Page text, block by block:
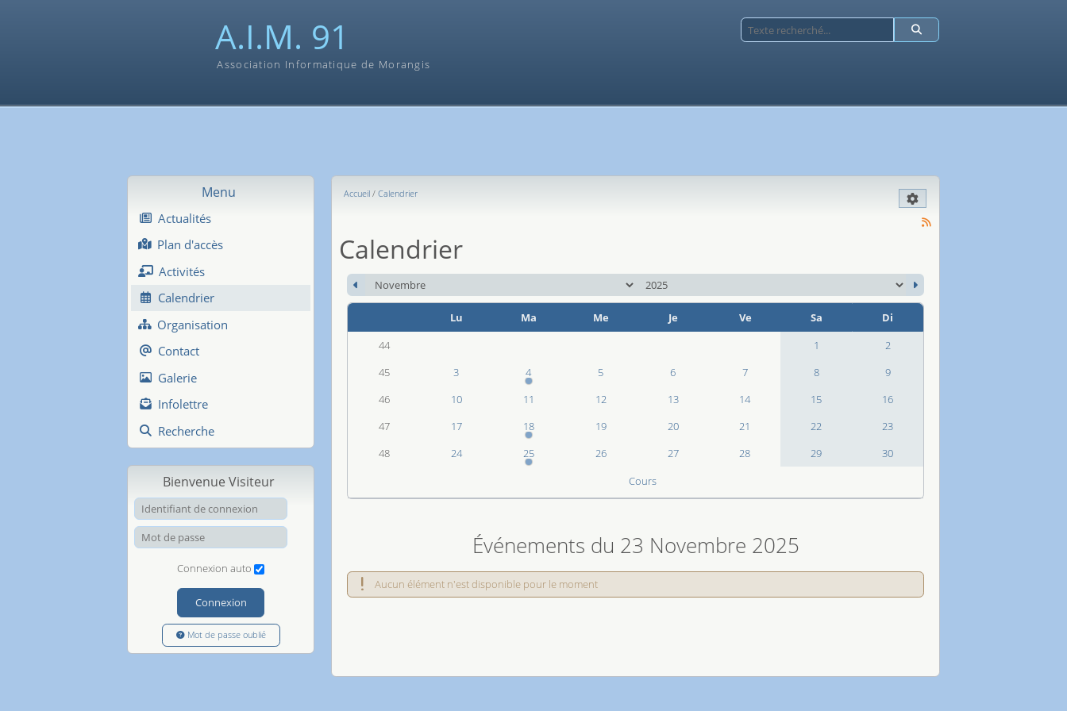
A.I.M. 91
Association Informatique de Morangis
Menu
Actualités
Plan d'accès
Activités
Calendrier
Organisation
Contact
Galerie
Infolettre
Recherche
Bienvenue Visiteur
Identifiant de connexion
Mot de passe
Connexion auto
Connexion
Mot de passe oublié
Accueil Calendrier
Calendrier
mois
an
Lu Ma Me Je Ve Sa
Di
44
1
2
45
3 4 5 6 7 8
9
46
10 11 12 13 14 15
16
47
17 18 19 20 21 22
23
48
24 25 26 27 28 29
30
Cours
Événements du 23 Novembre 2025
Aucun élément n'est disponible pour le moment